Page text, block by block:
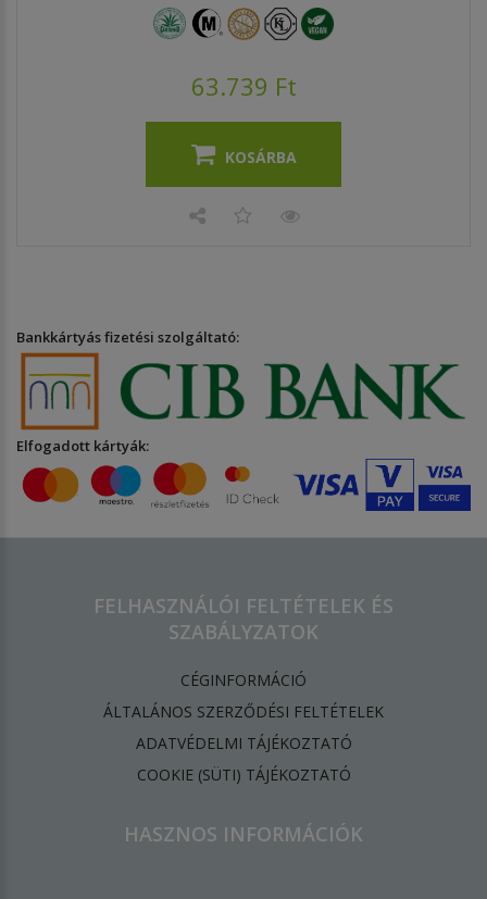
63.739 Ft
KOSÁRBA
Bankkártyás fizetési szolgáltató:
Elfogadott kártyák:
FELHASZNÁLÓI FELTÉTELEK ÉS
SZABÁLYZATOK
CÉGINFORMÁCIÓ
ÁLTALÁNOS SZERZŐDÉSI FELTÉTELEK
ADATVÉDELMI TÁJÉKOZTATÓ
​COOKIE (SÜTI) TÁJÉKOZTATÓ
HASZNOS INFORMÁCIÓK